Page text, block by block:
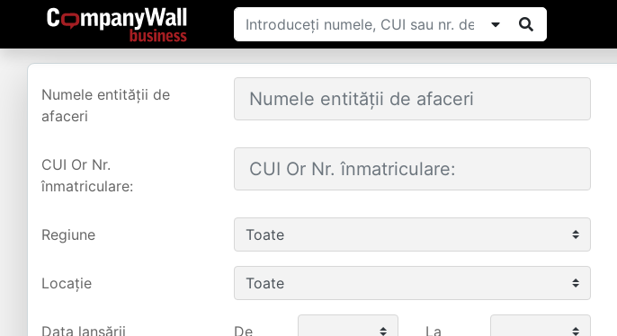
Numele entității de
afaceri
CUI Or Nr.
înmatriculare:
Regiune
Locație
Data lansării De La